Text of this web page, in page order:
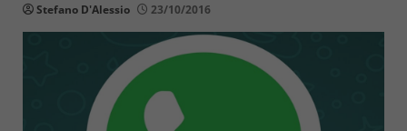
Stefano D'Alessio 23/10/2016